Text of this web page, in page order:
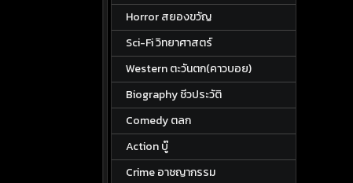
Horror สยองขวัญ
Sci-Fi วิทยาศาสตร์
Western ตะวันตก(คาวบอย)
Biography ชีวประวัติ
Comedy ตลก
Action บู๊
Crime อาชญากรรม